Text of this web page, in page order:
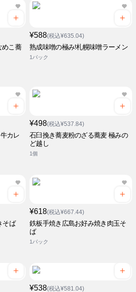
めこ蕎
¥588(税込¥635.04)
熟成味噌の極み!札幌味噌ラーメン
1パック
カレ
¥498(税込¥537.84)
石臼挽き蕎麦粉のざる蕎麦 極みの
ど越し
1個
そば
¥618(税込¥667.44)
鉄板手焼き広島お好み焼き肉玉そ
ば
1パック
¥538(税込¥581.04)